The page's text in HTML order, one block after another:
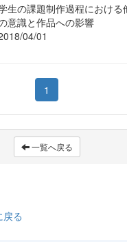
生の課題制作過程における
意識と作品への影響
04/01
1
一覧へ戻る
る